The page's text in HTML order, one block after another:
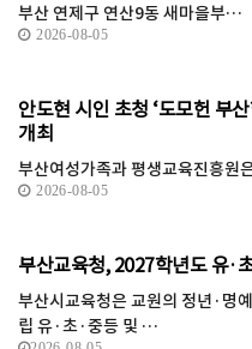
부산 연제구 연산9동 새마을부…
2026-08-05
안도현 시인 초청 ‘도모헌 부
개최
부산여성가족과 평생교육진흥원
2026-08-05
부산교육청, 2027학년도 유·
부산시교육청은 교원의 정년·명
립 유·초·중등 및 …